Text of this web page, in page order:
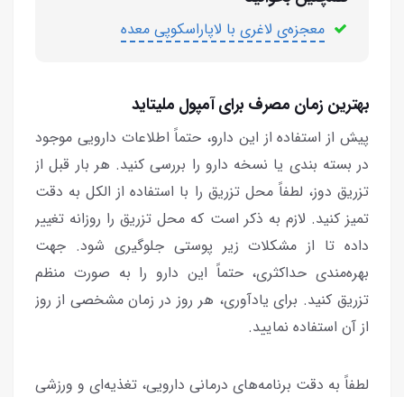
معجزه‌ی لاغری با لاپاراسکوپی معده
بهترین زمان مصرف برای آمپول ملیتاید
پیش از استفاده از این دارو، حتماً اطلاعات دارویی موجود
در بسته بندی یا نسخه دارو را بررسی کنید. هر بار قبل از
تزریق دوز، لطفاً محل تزریق را با استفاده از الکل به دقت
تمیز کنید. لازم به ذکر است که محل تزریق را روزانه تغییر
داده تا از مشکلات زیر پوستی جلوگیری شود. جهت
بهره‌مندی حداکثری، حتماً این دارو را به صورت منظم
تزریق کنید. برای یادآوری، هر روز در زمان مشخصی از روز
از آن استفاده نمایید.
لطفاً به دقت برنامه‌های درمانی دارویی، تغذیه‌ای و ورزشی